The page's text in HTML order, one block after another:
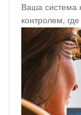
Ваша система
контролем,